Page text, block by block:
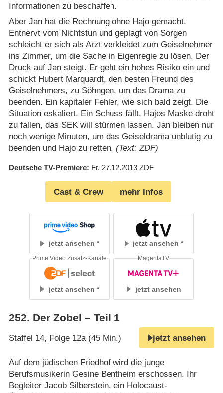
Informationen zu beschaffen.
Aber Jan hat die Rechnung ohne Hajo gemacht.
Entnervt vom Nichtstun und geplagt von Sorgen
schleicht er sich als Arzt verkleidet zum Geiselnehmer
ins Zimmer, um die Sache in Eigenregie zu lösen. Der
Druck auf Jan steigt. Er geht ein hohes Risiko ein und
schickt Hubert Marquardt, den besten Freund des
Geiselnehmers, zu Söhngen, um das Drama zu
beenden. Ein kapitaler Fehler, wie sich bald zeigt. Die
Situation eskaliert. Ein Schuss fällt, Hajos Maske droht
zu fallen, das SEK will stürmen lassen. Jan bleiben nur
noch wenige Minuten, um das Geiseldrama unblutig zu
beenden und Hajo zu retten. (Text: ZDF)
Deutsche TV-Premiere Fr. 27.12.2013 ZDF
Cast & Crew mehr Infos
jetzt ansehen jetzt ansehen
jetzt ansehen
Prime Video Zusatz-Kanäle
jetzt ansehen
MagentaTV
252. Der Zobel – Teil 1
Staffel 14, Folge 12a (45 Min.) jetzt ansehen
Auf dem jüdischen Friedhof wird die junge
Berufsmusikerin Gesine Bentheim erschossen. Ihr
Begleiter Jacob Silberstein, ein Holocaust-